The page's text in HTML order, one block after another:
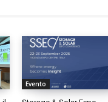
Evento